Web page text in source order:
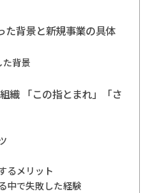
た背景と新規事業の具体
背景
織 「この指とまれ」「さ
るメリット
中で失敗した経験